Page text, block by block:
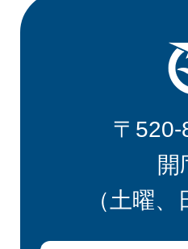
〒
開
（土曜